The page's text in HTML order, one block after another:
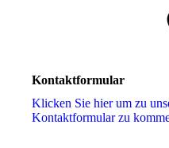
Kontaktformular
Klicken Sie hier um zu
Kon­takt­for­mu­lar zu